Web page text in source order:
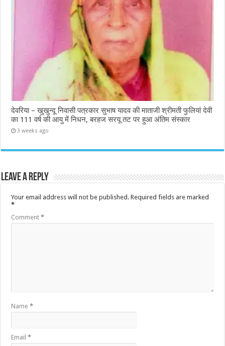
देवरिया – खुखुन्दू निवासी पत्रकार सुभाष यादव की माताजी श्रीमती फुलियां देवी
का 111 वर्ष की आयु में निधन, बरहज सरयू तट पर हुआ अंतिम संस्कार
3 weeks ago
Leave a Reply
Your email address will not be published. Required fields are marked
*
Comment*
Name*
Email*